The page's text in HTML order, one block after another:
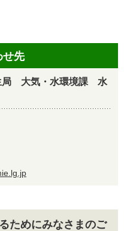
せ先
大気・水環境課 水
ためにみなさまのご